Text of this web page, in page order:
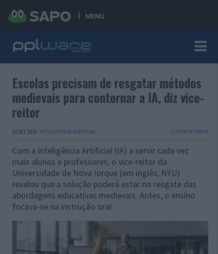
MENU
Escolas precisam de resgatar métodos
medievais para contornar a IA, diz vice-
reitor
02 SET 2025 · INTELIGÊNCIA ARTIFICIAL 12 COMENTÁRIOS
Com a Inteligência Artificial (IA) a servir cada vez
mais alunos e professores, o vice-reitor da
Universidade de Nova Iorque (em inglês, NYU)
revelou que a solução poderá estar no resgate das
abordagens educativas medievais. Antes, o ensino
focava-se na instrução oral.